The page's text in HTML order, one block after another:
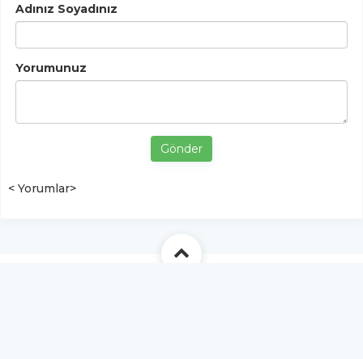
Adınız Soyadınız
Yorumunuz
Gönder
< Yorumlar>